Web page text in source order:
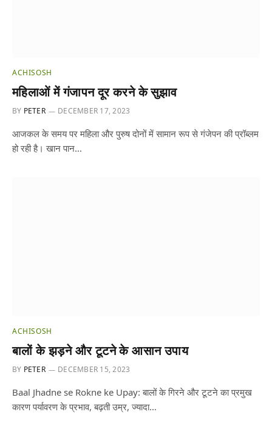
ACHISOSH
महिलाओं में गंजापन दूर करने के सुझाव
BY PETER DECEMBER 17, 2023
आजकल के समय पर महिला और पुरुष दोनों में सामान रूप से गंजेपन की प्रॉब्लम
हो रही है। खान पान…
ACHISOSH
बालों के झड़ने और टूटने के आसान उपाय
BY PETER DECEMBER 15, 2023
Baal Jhadne se Rokne ke Upay: बालों के गिरने और टूटने का प्रमुख
कारण पर्यावरण के प्रभाव, बढ़ती उम्र, ज्यादा…